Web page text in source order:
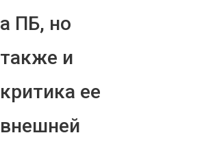
а ПБ, но
также и
критика ее
внешней